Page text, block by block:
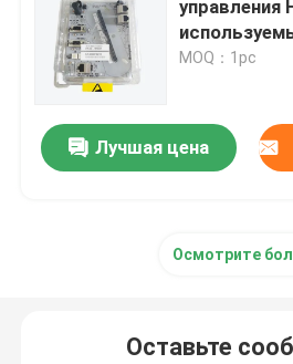
DCS Triconex
Модуль управления B&R
Модули Бекхоффа
Модуль Бахмана
управления
C300
MOQ：1pc
Лучшая цена
Осмотрите
Оставьте